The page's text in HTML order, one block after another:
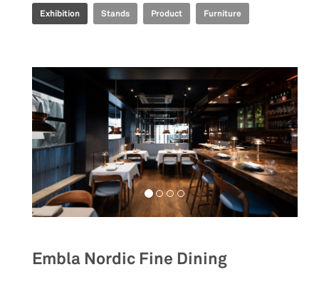
Exhibition Stands Product Furniture
Embla Nordic Fine Dining